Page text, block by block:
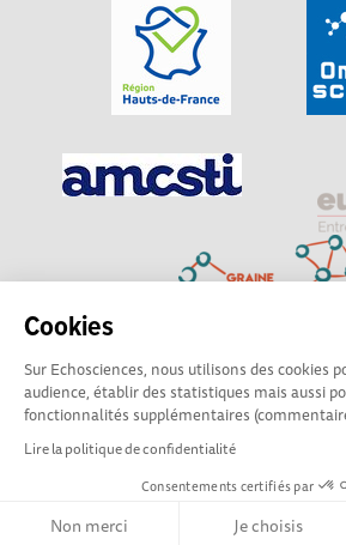
Cookies
Sur Echosciences, nous utilisons des cookies
audience, établir des statistiques mais aussi
fonctionnalités supplémentaires
Lire la politique de confidentialité
Consentements certifiés par
Non merci Je choisis
Explorer, s’exprimer, rentrer en
Hauts-de-France est le réseau social
sciences et de technologies du
Mentions légales|Politique de
Ligne éditoriale